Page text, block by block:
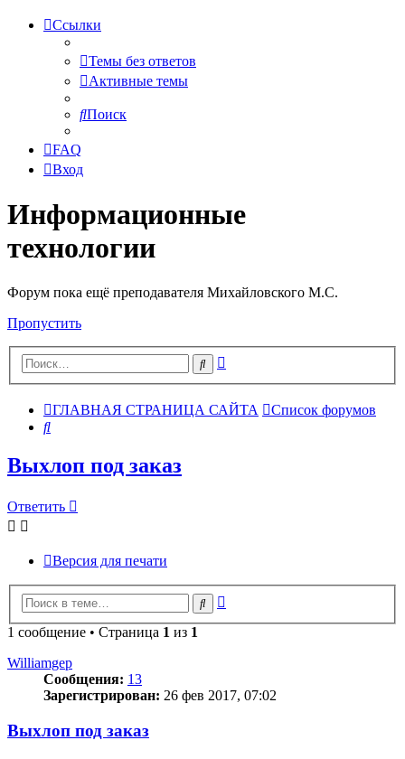
Ссылки
Темы без ответов
Активные темы
Поиск
FAQ
Вход
Информационные
технологии
Форум пока ещё преподавателя Михайловского М.С.
Пропустить
Поиск
ГЛАВНАЯ СТРАНИЦА САЙТА
Список форумов
Поиск
Выхлоп под заказ
Ответить
Версия для печати
Поиск
1 сообщение • Страница 1 из 1
Williamgep
Сообщения: 13
Зарегистрирован: 26 фев 2017, 07:02
Выхлоп под заказ